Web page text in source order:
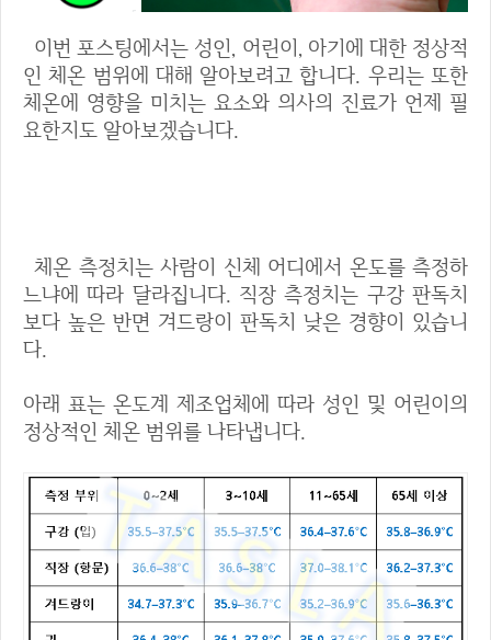
이번 포스팅에서는 성인, 어린이, 아기에 대한 정상적
인 체온 범위에 대해 알아보려고 합니다. 우리는 또한
체온에 영향을 미치는 요소와 의사의 진료가 언제 필
요한지도 알아보겠습니다.
체온 측정치는 사람이 신체 어디에서 온도를 측정하
느냐에 따라 달라집니다. 직장 측정치는 구강 판독치
보다 높은 반면 겨드랑이 판독치 낮은 경향이 있습니
다.
아래 표는 온도계 제조업체에 따라 성인 및 어린이의
정상적인 체온 범위를 나타냅니다.